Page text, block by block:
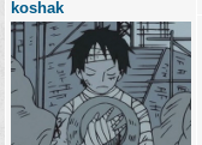
koshak